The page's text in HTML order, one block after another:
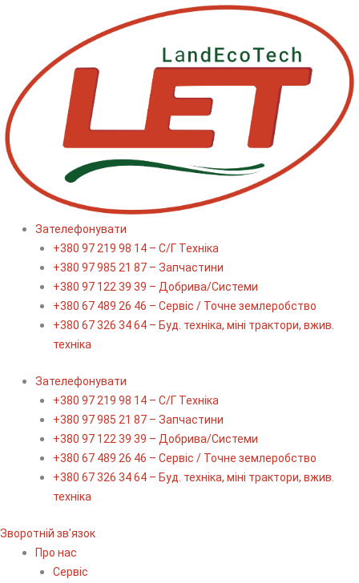
Зателефонувати
+380 97 219 98 14 – С/Г Техніка
+380 97 985 21 87 – Запчастини
+380 97 122 39 39 – Добрива/Cистеми
+380 67 489 26 46 – Сервіс / Точне землеробство
+380 67 326 34 64 – Буд. техніка, міні трактори, вжив.
техніка
Зателефонувати
+380 97 219 98 14 – С/Г Техніка
+380 97 985 21 87 – Запчастини
+380 97 122 39 39 – Добрива/Cистеми
+380 67 489 26 46 – Сервіс / Точне землеробство
+380 67 326 34 64 – Буд. техніка, міні трактори, вжив.
техніка
Зворотній зв'язок
Про нас
Сервіс